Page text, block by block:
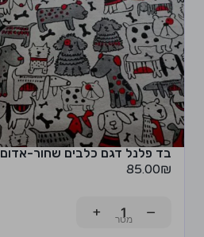
בד פלנל דגם כלבים שחור-אדום
85.00₪
−
+